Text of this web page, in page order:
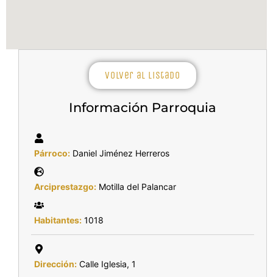
Volver al listado
Información Parroquia
Párroco: Daniel Jiménez Herreros
Arciprestazgo: Motilla del Palancar
Habitantes: 1018
Dirección: Calle Iglesia, 1